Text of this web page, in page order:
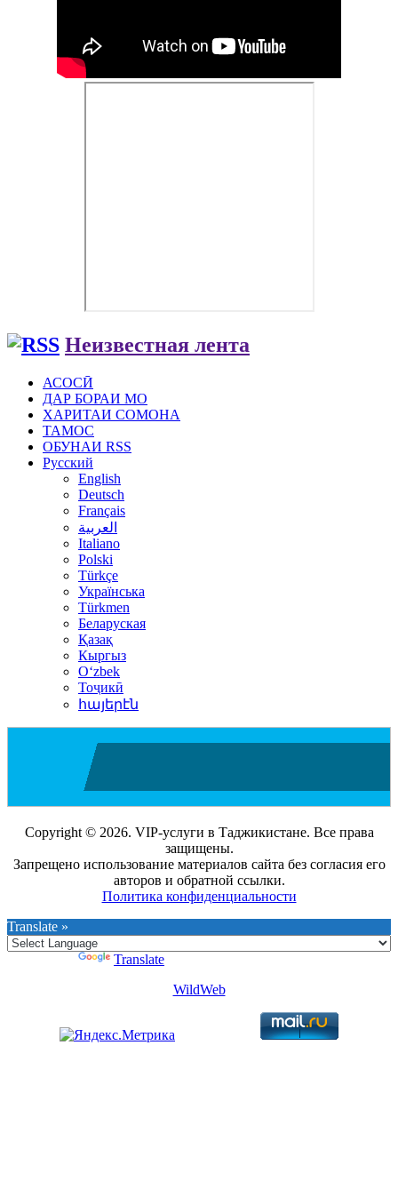
Неизвестная лента
АСОСӢ
ДАР БОРАИ МО
ХАРИТАИ СОМОНА
ТАМОС
ОБУНАИ RSS
Русский
English
Deutsch
Français
العربية
Italiano
Polski
Türkçe
Українська
Türkmen
Беларуская
Қазақ
Кыргыз
Oʻzbek
Тоҷикӣ
հայերէն
Copyright © 2026. VIP-услуги в Таджикистане. Все права
защищены.
Запрещено использование материалов сайта без согласия его
авторов и обратной ссылки.
Политика конфиденциальности
Translate »
Translate
WildWeb